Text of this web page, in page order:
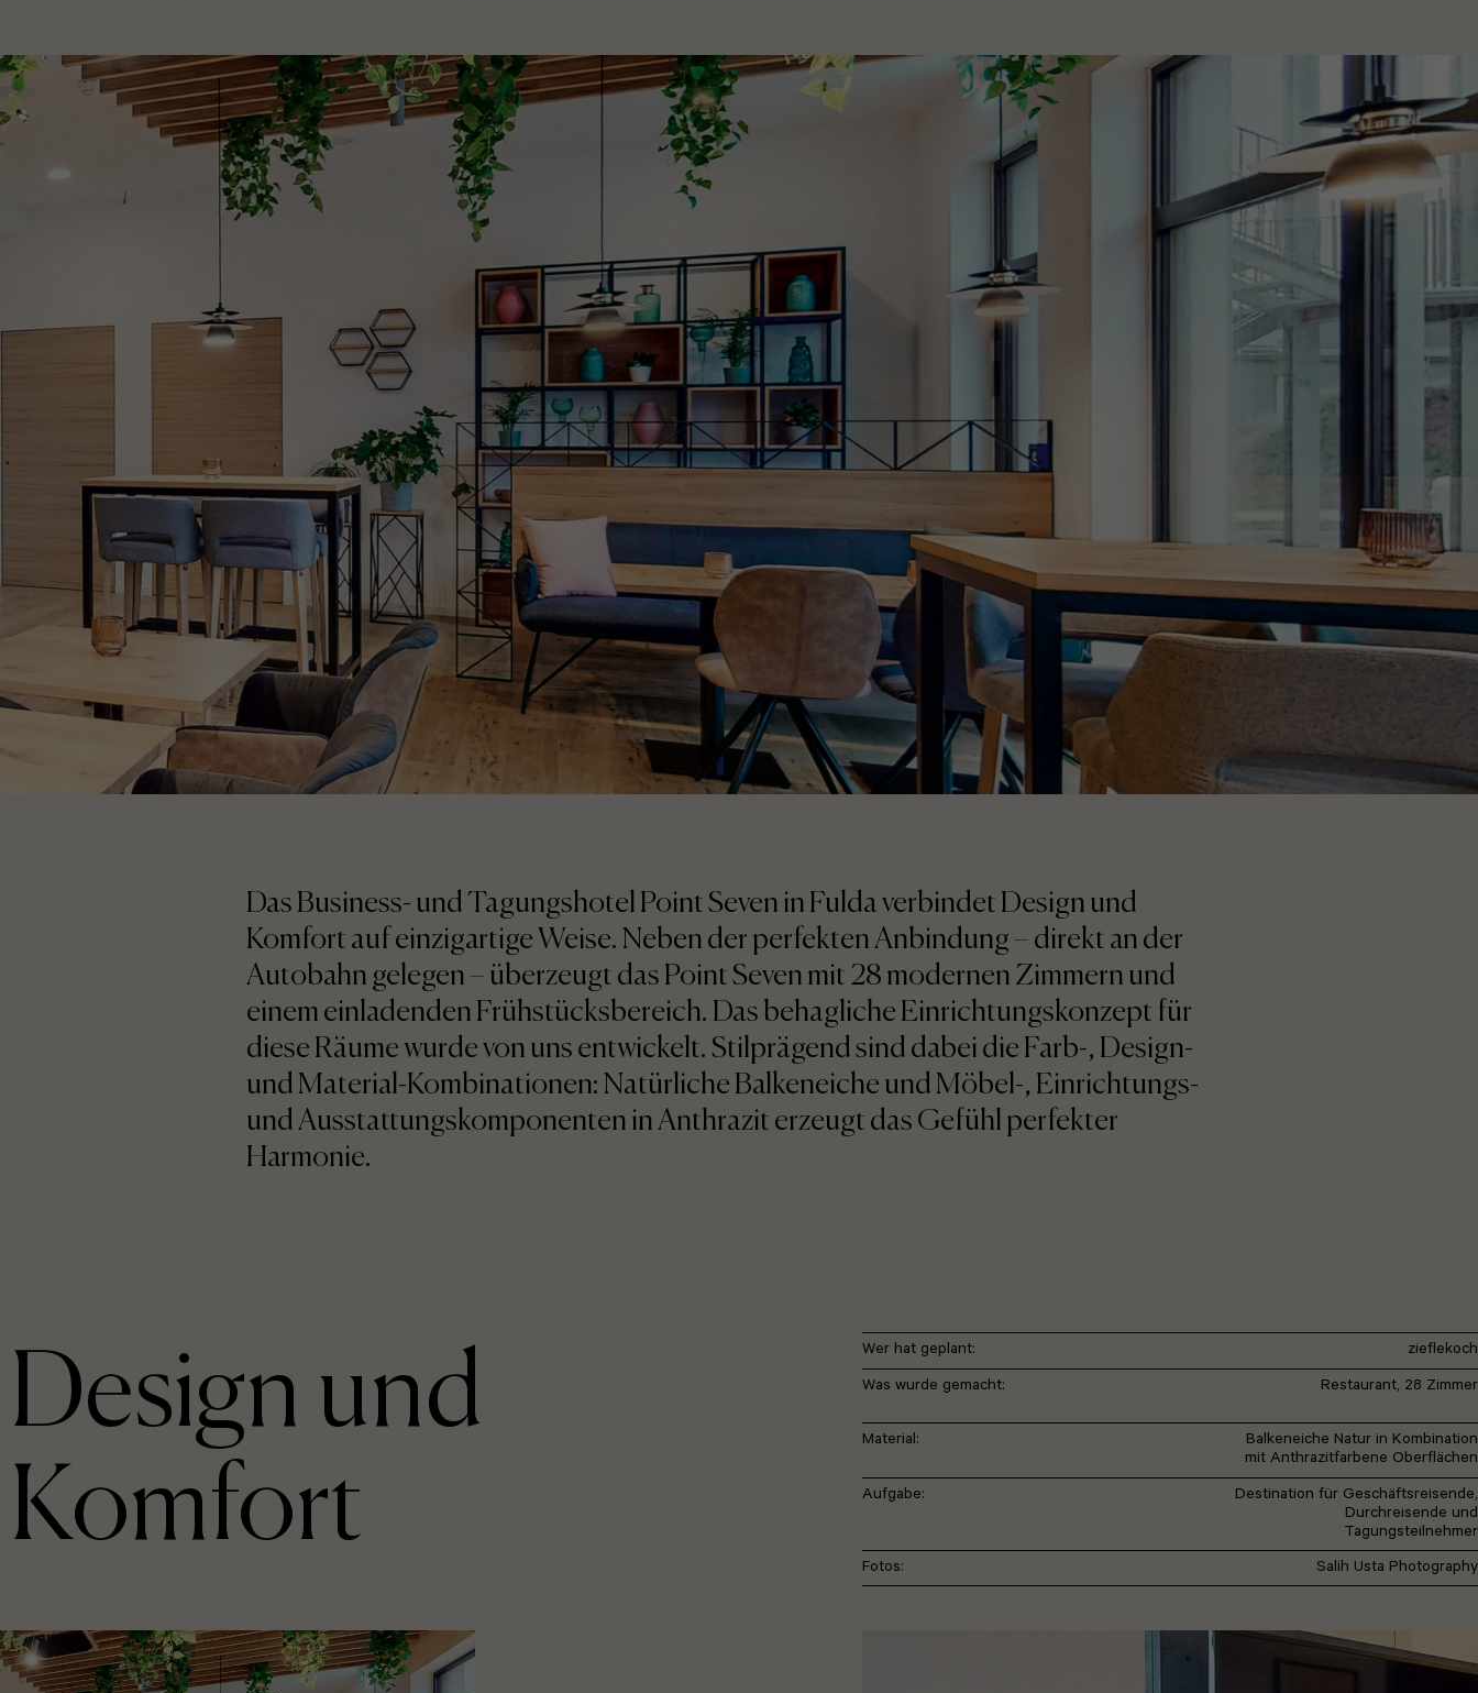
Das Business- und Tagungshotel Point Seven in Fulda verbindet Design und
Komfort auf einzigartige Weise. Neben der perfekten Anbindung – direkt an der
Autobahn gelegen – überzeugt das Point Seven mit 28 modernen Zimmern und
einem einladenden Frühstücksbereich. Das behagliche Einrichtungskonzept für
diese Räume wurde von uns entwickelt. Stilprägend sind dabei die Farb-, Design-
und Material-Kombinationen: Natürliche Balkeneiche und Möbel-, Einrichtungs-
und Ausstattungskomponenten in Anthrazit erzeugt das Gefühl perfekter
Harmonie.
Design und
Komfort
Wer hat geplant: zieflekoch
Was wurde gemacht: Restaurant, 28 Zimmer
Material:
Balkeneiche Natur in Kombination
mit Anthrazitfarbene Oberflächen
Aufgabe:
Destination für Geschäftsreisende,
Durchreisende und
Tagungsteilnehmer
Fotos: Salih Usta Photography